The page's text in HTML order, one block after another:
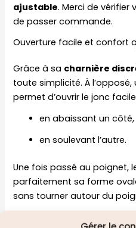
ajustable. Merci de
de passer commande.
Ouverture facile et confort
Grâce à sa charnière
toute simplicité. À
permet d’ouvrir le jonc
en abaissant un côté,
en soulevant l’autre.
Une fois passé au poignet,
parfaitement sa forme
sans tourner autour du